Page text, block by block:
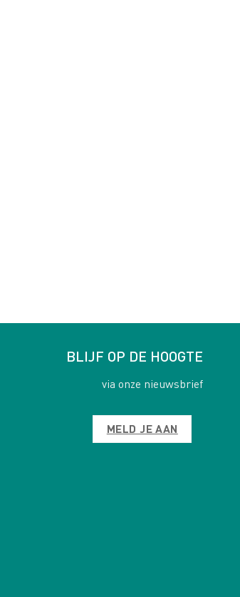
BLIJF OP DE HOOGTE
via onze nieuwsbrief
MELD JE AAN